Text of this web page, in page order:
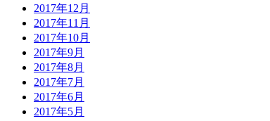
2017年12月
2017年11月
2017年10月
2017年9月
2017年8月
2017年7月
2017年6月
2017年5月